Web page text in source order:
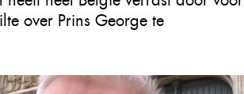
over Prins George te